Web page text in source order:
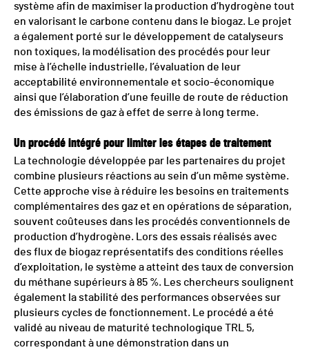
système afin de maximiser la production d’hydrogène tout
en valorisant le carbone contenu dans le biogaz. Le projet
a également porté sur le développement de catalyseurs
non toxiques, la modélisation des procédés pour leur
mise à l’échelle industrielle, l’évaluation de leur
acceptabilité environnementale et socio-économique
ainsi que l’élaboration d’une feuille de route de réduction
des émissions de gaz à effet de serre à long terme.
Un procédé intégré pour limiter les étapes de traitement
La technologie développée par les partenaires du projet
combine plusieurs réactions au sein d’un même système.
Cette approche vise à réduire les besoins en traitements
complémentaires des gaz et en opérations de séparation,
souvent coûteuses dans les procédés conventionnels de
production d’hydrogène. Lors des essais réalisés avec
des flux de biogaz représentatifs des conditions réelles
d’exploitation, le système a atteint des taux de conversion
du méthane supérieurs à 85 %. Les chercheurs soulignent
également la stabilité des performances observées sur
plusieurs cycles de fonctionnement. Le procédé a été
validé au niveau de maturité technologique TRL 5,
correspondant à une démonstration dans un